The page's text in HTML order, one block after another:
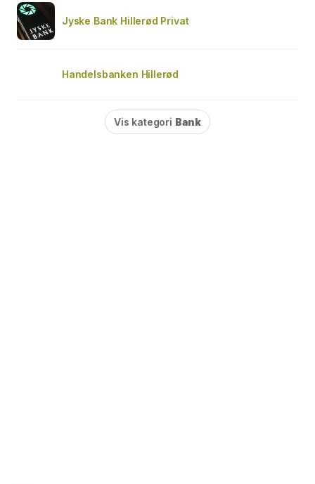
Jyske Bank Hillerød Privat
Handelsbanken Hillerød
Vis kategori Bank